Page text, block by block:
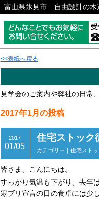
富山県氷見市 自由設計の木
<<表紙へ戻る
見学会のご案内や弊社の日常
2017年1月の投稿
2017
01/05
住宅ストック
カテゴリー｜ 住宅スト
皆さま、こんにちは。
すっかり気温も下がり、去年
寒ブリ宣言の日の食卓には少